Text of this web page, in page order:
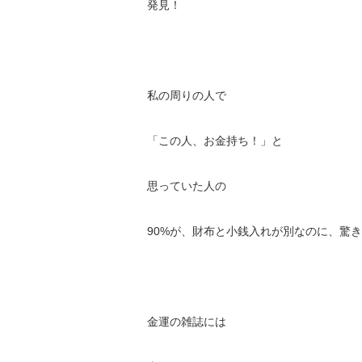
発見！
私の周りの人で
「この人、お金持ち！」と
思っていた人の
90%が、財布と小銭入れが別なのに、驚き
金運の雑誌には